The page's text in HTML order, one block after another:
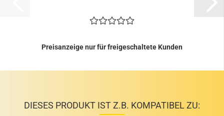
Preisanzeige nur für freigeschaltete Kunden
DIESES PRODUKT IST Z.B. KOMPATIBEL ZU: